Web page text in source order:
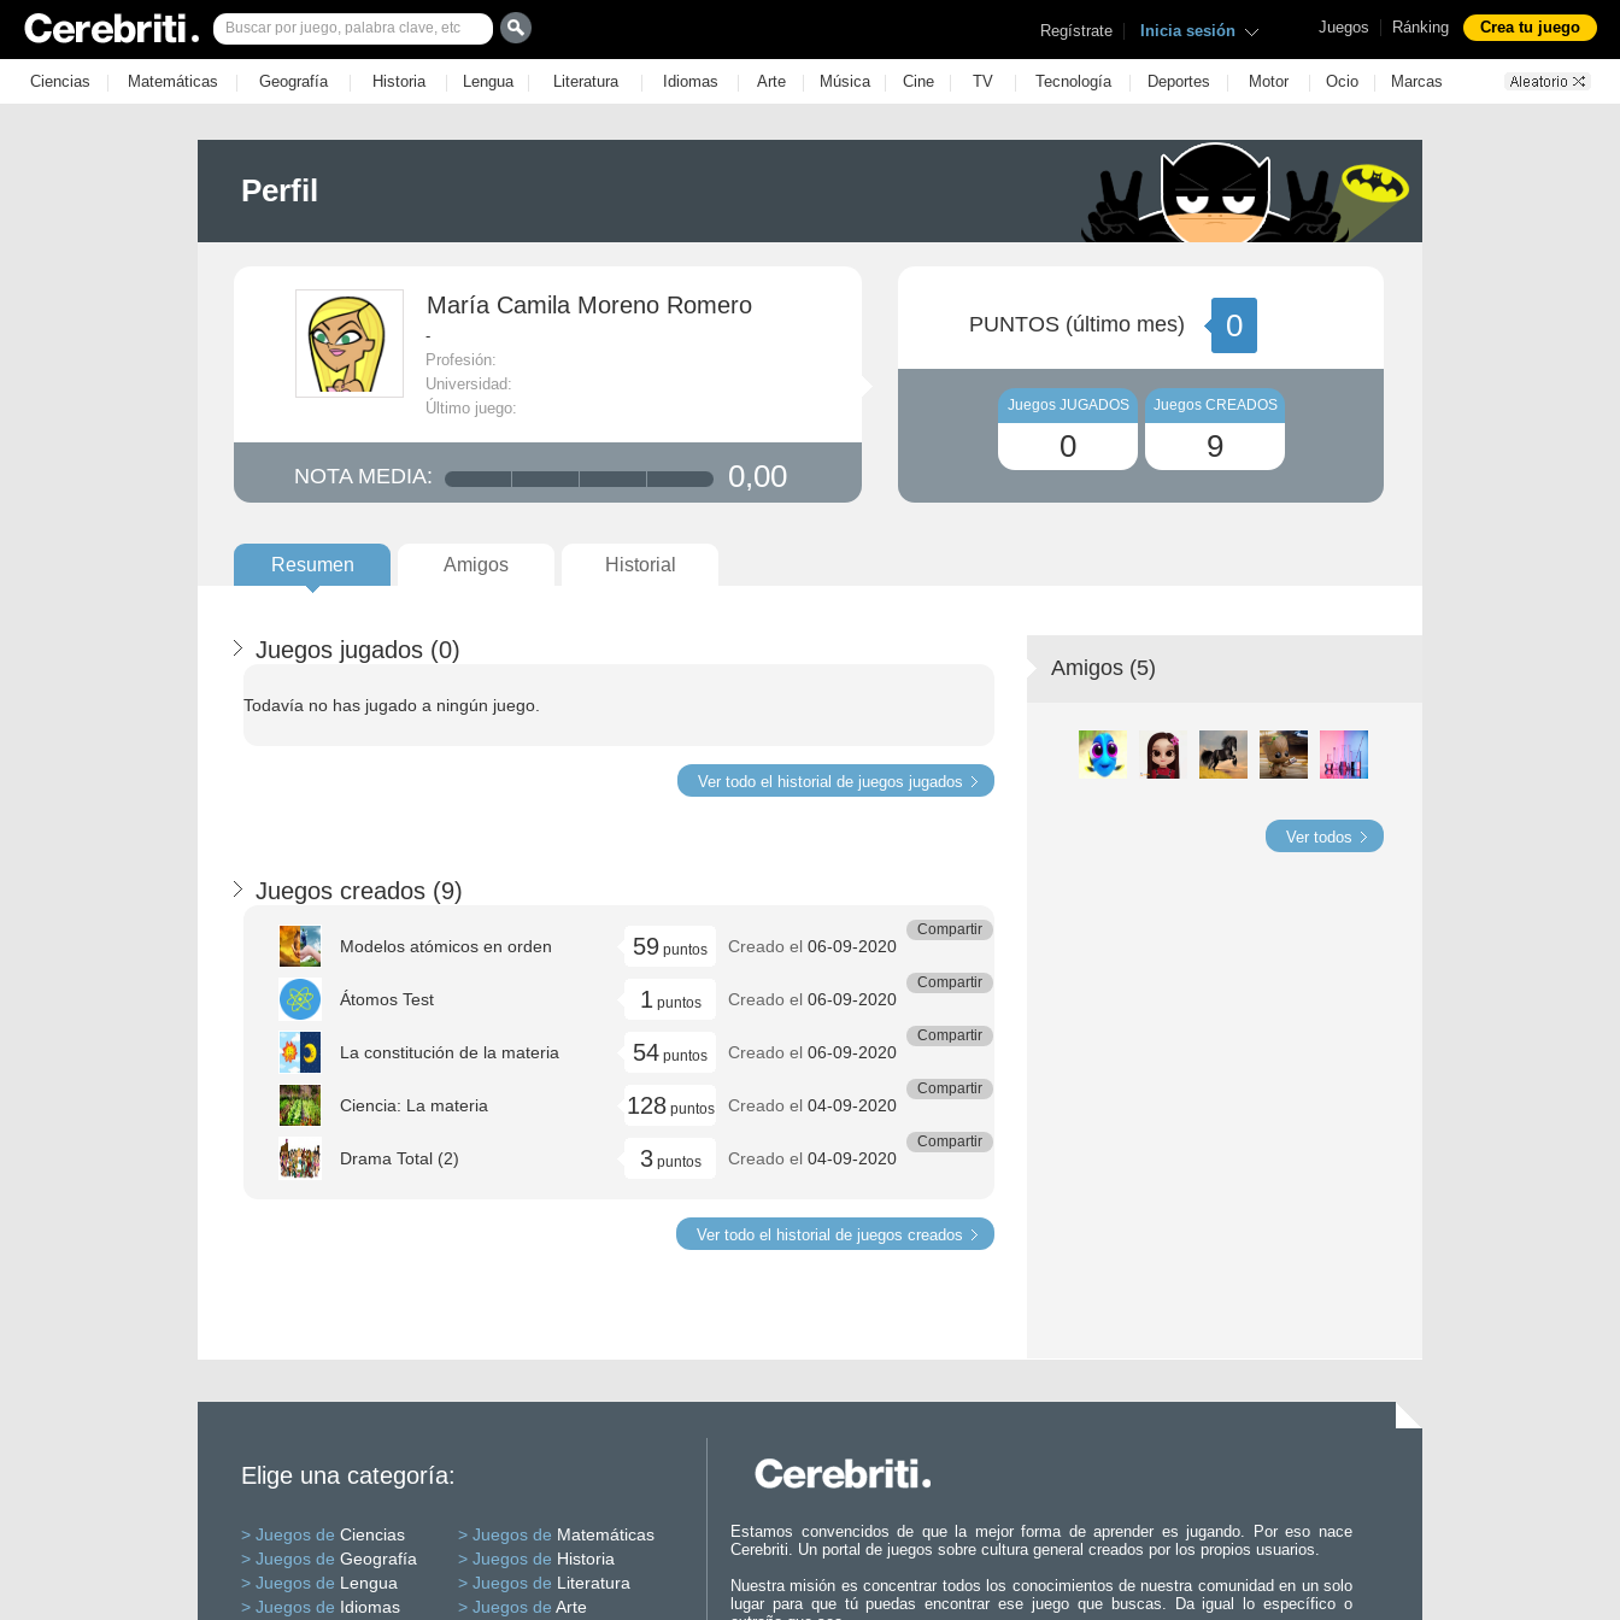
Juegos | Ránking Crea tu juego
Regístrate | Inicia sesión
Ciencias | Matemáticas | Geografía | Historia | Lengua | Literatura | Idiomas | Arte | Música | Cine | TV | Tecnología | Deportes | Motor | Ocio | Marcas
Perfil
María Camila Moreno Romero
-
Profesión:
Universidad:
Último juego:
NOTA MEDIA: 0,00
PUNTOS (último mes) 0
Juegos JUGADOS
0
Juegos CREADOS
9
Resumen Amigos Historial
Juegos jugados (0)
Todavía no has jugado a ningún juego.
Ver todo el historial de juegos jugados
Juegos creados (9)
Modelos atómicos en orden 59 puntos Creado el 06-09-2020
Compartir
Átomos Test 1puntos Creado el 06-09-2020
Compartir
La constitución de la materia 54 puntos Creado el 06-09-2020
Compartir
Ciencia: La materia 128puntos Creado el 04-09-2020
Compartir
Drama Total (2) 3puntos Creado el 04-09-2020
Compartir
Ver todo el historial de juegos creados
Amigos (5)
Ver todos
Elige una categoría:
> Juegos de Ciencias > Juegos de Matemáticas
> Juegos de Geografía > Juegos de Historia
> Juegos de Lengua > Juegos de Literatura
> Juegos de Idiomas > Juegos de Arte
Estamos convencidos de que la mejor forma de aprender es jugando. Por eso nace
Cerebriti. Un portal de juegos sobre cultura general creados por los propios usuarios.
Nuestra misión es concentrar todos los conocimientos de nuestra comunidad en un solo
lugar para que tú puedas encontrar ese juego que buscas. Da igual lo específico o